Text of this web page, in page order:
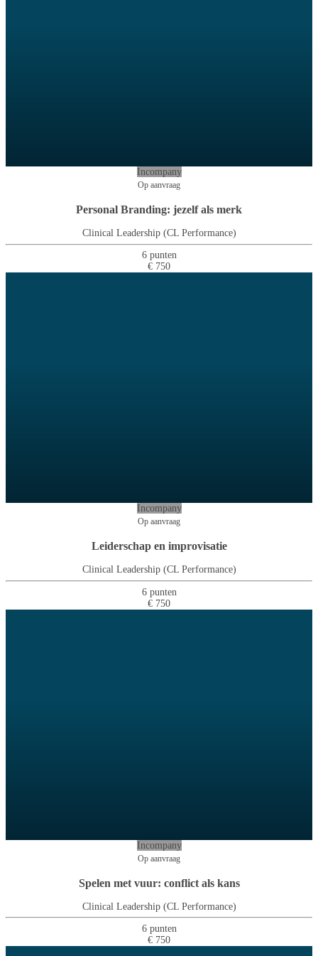
Incompany
Op aanvraag
Personal Branding: jezelf als merk
Clinical Leadership (CL Performance)
6 punten
€ 750
Incompany
Op aanvraag
Leiderschap en improvisatie
Clinical Leadership (CL Performance)
6 punten
€ 750
Incompany
Op aanvraag
Spelen met vuur: conflict als kans
Clinical Leadership (CL Performance)
6 punten
€ 750